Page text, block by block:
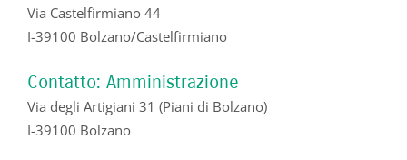
Via Castelfirmiano 44
I-39100 Bolzano/Castelfirmiano
Contatto: Amministrazione
Via degli Artigiani 31 (Piani di Bolzano)
I-39100 Bolzano